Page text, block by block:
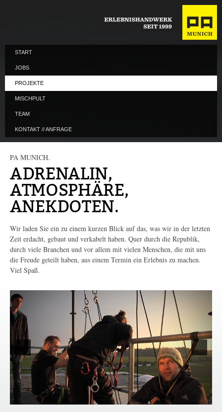
START
JOBS
PROJEKTE
MISCHPULT
TEAM
KONTAKT // ANFRAGE
PA MUNICH.
ADRENALIN,
ATMOSPHÄRE,
ANEKDOTEN.
Wir laden Sie ein zu einem kurzen Blick auf das, was wir in der letzten
Zeit erdacht, gebaut und verkabelt haben. Quer durch die Republik,
durch viele Branchen und vor allem mit vielen Menschen, die mit uns
die Freude geteilt haben, aus einem Termin ein Erlebnis zu machen.
Viel Spaß.